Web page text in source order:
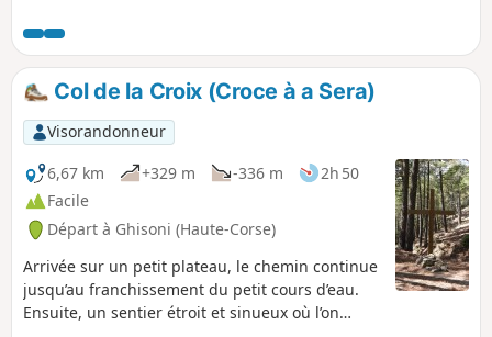
arbres majestueux ou d'étranges sculptures façonnées par
la végétation sur des vestiges d'immenses châtaigniers.
Col de la Croix (Croce à a Sera)
Visorandonneur
6,67 km
+329 m -336 m
2h 50
Facile
Départ à Ghisoni (Haute-Corse)
Arrivée sur un petit plateau, le chemin continue
jusqu’au franchissement du petit cours d’eau.
Ensuite, un sentier étroit et sinueux où l’on